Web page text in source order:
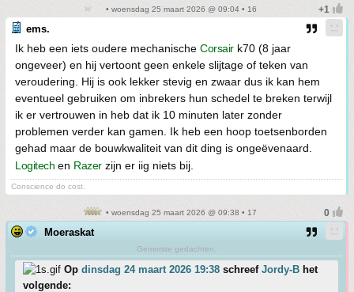
• woensdag 25 maart 2026 @ 09:04 • 16
ems.
Ik heb een iets oudere mechanische Corsairk70 (8 jaar
ongeveer) en hij vertoont geen enkele slijtage of teken van
veroudering. Hij is ook lekker stevig en zwaar dus ik kan hem
eventueel gebruiken om inbrekers hun schedel te breken terwijl
ik er vertrouwen in heb dat ik 10 minuten later zonder
problemen verder kan gamen. Ik heb een hoop toetsenborden
gehad maar de bouwkwaliteit van dit ding is ongeëvenaard.
Logitech en Razerzijn er iig niets bij.
Conscience do cost.
• woensdag 25 maart 2026 @ 09:38 • 17
Moeraskat
Gemorste gedachten.
Op dinsdag 24 maart 2026 19:38 schreef Jordy-B het
volgende: